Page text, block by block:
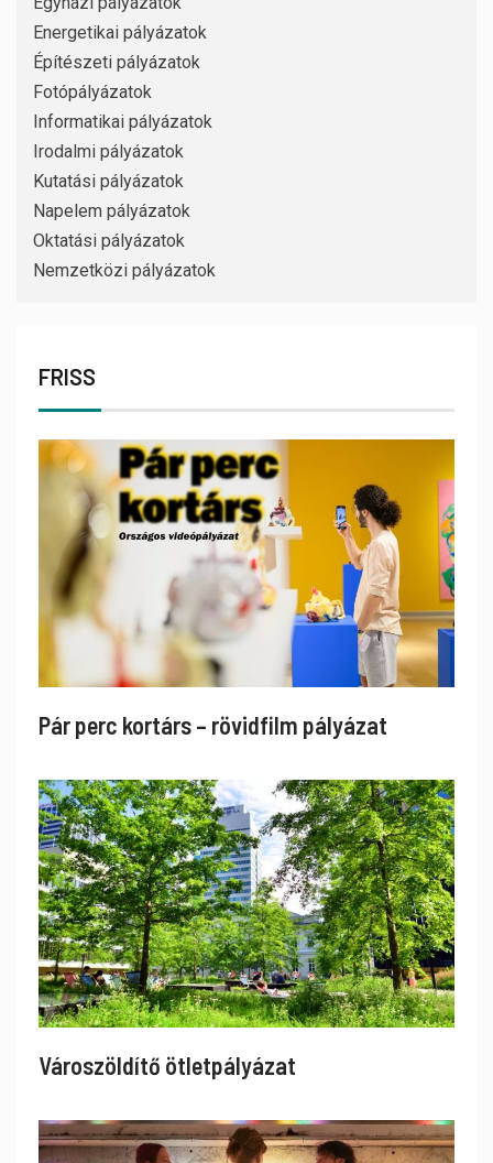
Energetikai pályázatok
Építészeti pályázatok
Fotópályázatok
Informatikai pályázatok
Irodalmi pályázatok
Kutatási pályázatok
Napelem pályázatok
Oktatási pályázatok
Nemzetközi pályázatok
FRISS
Pár perc kortárs – rövidfilm pályázat
Városzöldítő ötletpályázat